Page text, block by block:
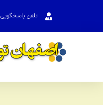
تلفن پاسخگویی